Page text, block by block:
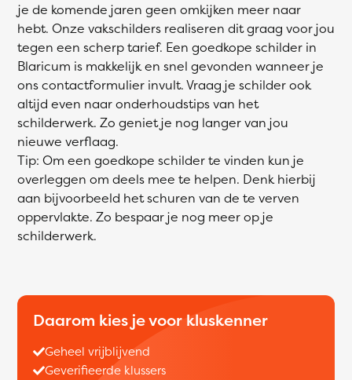
je de komende jaren geen omkijken meer naar
hebt. Onze vakschilders realiseren dit graag voor jou
tegen een scherp tarief. Een goedkope schilder in
Blaricum is makkelijk en snel gevonden wanneer je
ons contactformulier invult. Vraag je schilder ook
altijd even naar onderhoudstips van het
schilderwerk. Zo geniet je nog langer van jou
nieuwe verflaag.
Tip: Om een goedkope schilder te vinden kun je
overleggen om deels mee te helpen. Denk hierbij
aan bijvoorbeeld het schuren van de te verven
oppervlakte. Zo bespaar je nog meer op je
schilderwerk.
Daarom kies je voor kluskenner
Geheel vrijblijvend
Geverifieerde klussers